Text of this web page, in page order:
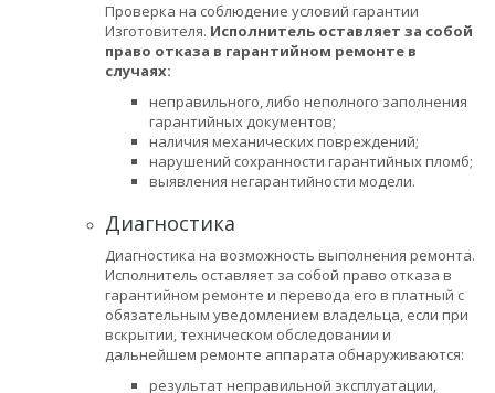
Проверка на соблюдение условий гарантии
Изготовителя. Исполнитель оставляет за собой
право отказа в гарантийном ремонте в
случаях:
неправильного, либо неполного заполнения
гарантийных документов;
наличия механических повреждений;
нарушений сохранности гарантийных пломб;
выявления негарантийности модели.
Диагностика
Диагностика на возможность выполнения ремонта.
Исполнитель оставляет за собой право отказа в
гарантийном ремонте и перевода его в платный с
обязательным уведомлением владельца, если при
вскрытии, техническом обследовании и
дальнейшем ремонте аппарата обнаруживаются:
результат неправильной эксплуатации,